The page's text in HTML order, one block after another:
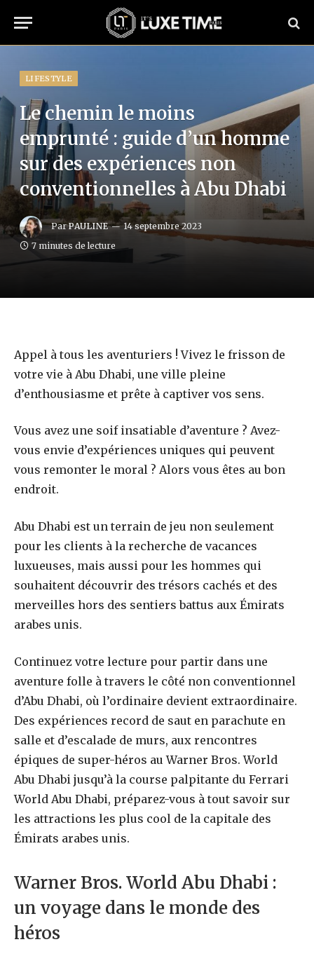
LIFESTYLE
Le chemin le moins
emprunté : guide d’un homme
sur des expériences non
conventionnelles à Abu Dhabi
Par PAULINE
14 septembre 2023
7 minutes de lecture
Appel à tous les aventuriers ! Vivez le frisson de
votre vie à Abu Dhabi, une ville pleine
d’enthousiasme et prête à captiver vos sens.
Vous avez une soif insatiable d’aventure ? Avez-
vous envie d’expériences uniques qui peuvent
vous remonter le moral ? Alors vous êtes au bon
endroit.
Abu Dhabi est un terrain de jeu non seulement
pour les clients à la recherche de vacances
luxueuses, mais aussi pour les hommes qui
souhaitent découvrir des trésors cachés et des
merveilles hors des sentiers battus aux Émirats
arabes unis.
Continuez votre lecture pour partir dans une
aventure folle à travers le côté non conventionnel
d’Abu Dhabi, où l’ordinaire devient extraordinaire.
Des expériences record de saut en parachute en
salle et d’escalade de murs, aux rencontres
épiques de super-héros au Warner Bros. World
Abu Dhabi jusqu’à la course palpitante du Ferrari
World Abu Dhabi, préparez-vous à tout savoir sur
les attractions les plus cool de la capitale des
Émirats arabes unis.
Warner Bros. World Abu Dhabi :
un voyage dans le monde des
héros